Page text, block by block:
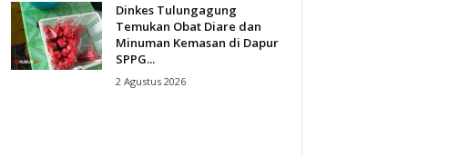
Dinkes Tulungagung
Temukan Obat Diare dan
Minuman Kemasan di Dapur
SPPG...
2 Agustus 2026